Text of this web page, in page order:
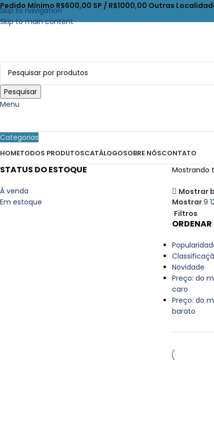
Skip to navigation
Skip to main content
Pedido Mínimo R$600,00 SP / R$1000,00 Outras
Pesquisar
Menu
Categorias
HOMETODOS PRODUTOSCATÁLOGOSOBRE NÓSCONTATO
STATUS DO ESTOQUE
À venda
Em estoque
Mostrando
Mostrar
Mostrar9
Filtros
ORDENAR
Novidade
Preço: do
caro
Preço: do
barato